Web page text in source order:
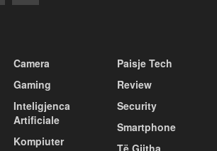
Camera
Gaming
Inteligjenca
Artificiale
Kompiuter
Paisje Tech
Review
Security
Smartphone
Të Gjitha